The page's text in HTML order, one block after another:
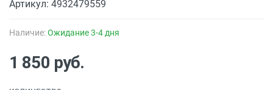
Артикул: 4932479559
Наличие:Ожидание 3-4 дня
1 850 руб.